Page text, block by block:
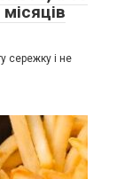
сережку і не